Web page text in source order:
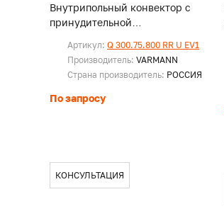
Внутрипольный конвектор с
принудительной
алюминий
Артикул: Q 300.75.800 RR U EV1
Производитель: VARMANN
Страна производитель: РОССИЯ
По запросу
КОНСУЛЬТАЦИЯ